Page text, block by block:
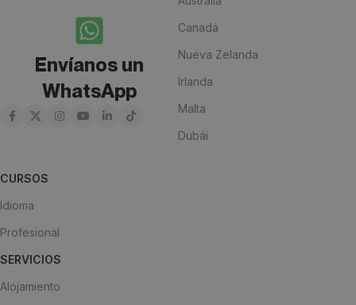
¡Anímate y escríbenos!
Envíanos un
WhatsApp
Canadá
Nueva Zelanda
Irlanda
Malta
Dubái
CURSOS
Idioma
Profesional
SERVICIOS
Alojamiento